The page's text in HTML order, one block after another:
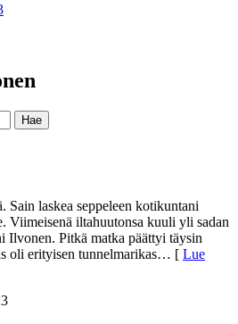
Sain laskea seppeleen kotikuntani
Viimeisenä iltahuutonsa kuuli yli sadan
Ilvonen. Pitkä matka päättyi täysin
oli erityisen tunnelmarikas… [ Lue